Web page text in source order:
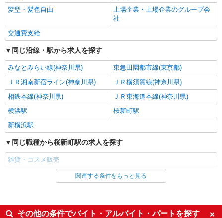
記給与＋時間外勤務手当＋交通費支給◎
みなとみらい2丁目2－1 横浜ランドマークプラ
ザ
キープ
派遣社員
株式会社シーエーセールススタッフ/tkNS40808a
コスメ販売
時給1540円〜1600円 【月給例】時給1,540
円 実働7.5H×22日勤務の場合「254,100円」※月
－1
キープ
時給1500円 【月給例】時給1500円 実働
髪型・髪色自由
上場企業・上場企業のグループ会
社
交通費支給
同じ沿線・駅から求人を探す
みなとみらい線(神奈川県)
東急田園都市線(東京都)
ＪＲ湘南新宿ライン(神奈川県)
ＪＲ横須賀線(神奈川県)
相鉄本線(神奈川県)
ＪＲ東海道本線(神奈川県)
横浜駅
桜新町駅
新横浜駅
同じ職種から桜新町駅の求人を探す
雑貨・コスメ販売
同じ雇用形態から桜新町駅の求人を探す
同じ特徴から桜新町駅の求人を探す
関連する条件をもっと見る
その他の条件でバイト・アルバイト・パートを探す